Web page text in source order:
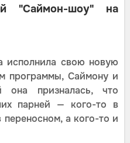
"Саймон-шоу" на
исполнила свою новую
программы, Саймону и
она призналась, что
парней — кого-то в
а кого-то и